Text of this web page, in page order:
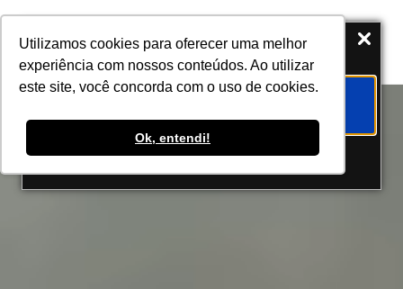
Não tenho interesse
Utilizamos cookies para oferecer uma melhor
experiência com nossos conteúdos. Ao utilizar
este site, você concorda com o uso de cookies.
Ok, entendi!